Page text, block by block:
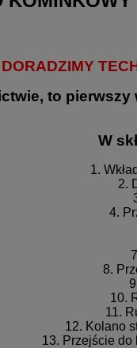
to
W
1.
2.
4.
8.
10.
11.
12. Kolano
13. Przejście do